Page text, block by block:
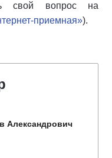
свой вопрос на
приемная»).
Александрович